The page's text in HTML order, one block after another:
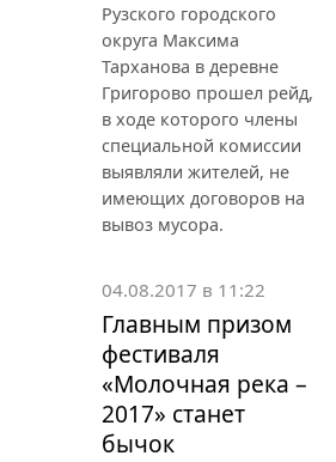
Рузского городского
округа Максима
Тарханова в деревне
Григорово прошел рейд,
в ходе которого члены
специальной комиссии
выявляли жителей, не
имеющих договоров на
вывоз мусора.
04.08.2017 в 11:22
Главным призом
фестиваля
«Молочная река –
2017» станет
бычок